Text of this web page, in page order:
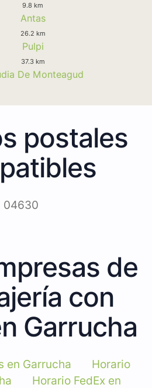
9.8 km
Antas
26.2 km
Pulpi
37.3 km
De Monteagud
postales
04630
de
con
Garrucha
en Garrucha
Horario
Horario FedEx en